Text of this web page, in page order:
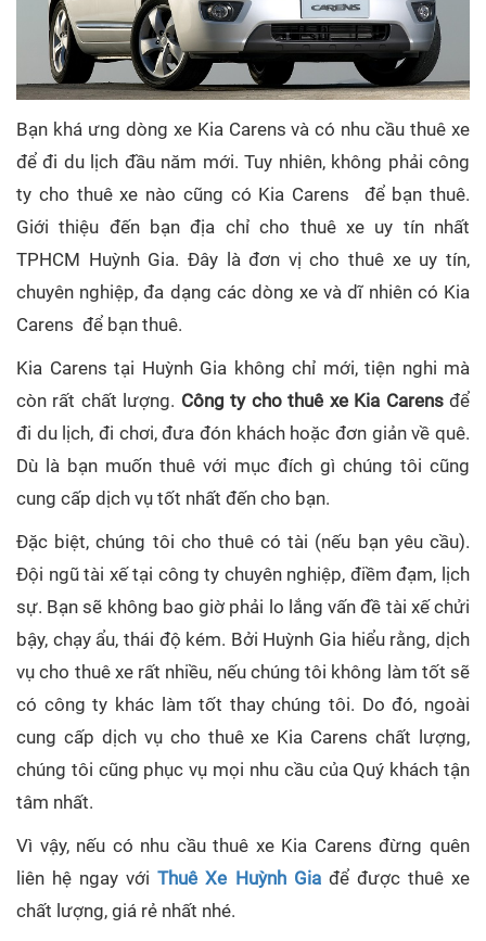
Bạn khá ưng dòng xe Kia Carens và có nhu cầu thuê xe
để đi du lịch đầu năm mới. Tuy nhiên, không phải công
ty cho thuê xe nào cũng có Kia Carens để bạn thuê.
Giới thiệu đến bạn địa chỉ cho thuê xe uy tín nhất
TPHCM Huỳnh Gia. Đây là đơn vị cho thuê xe uy tín,
chuyên nghiệp, đa dạng các dòng xe và dĩ nhiên có Kia
Carens để bạn thuê.
Kia Carens tại Huỳnh Gia không chỉ mới, tiện nghi mà
còn rất chất lượng. Công ty cho thuê xe Kia Carensđể
đi du lịch, đi chơi, đưa đón khách hoặc đơn giản về quê.
Dù là bạn muốn thuê với mục đích gì chúng tôi cũng
cung cấp dịch vụ tốt nhất đến cho bạn.
Đặc biệt, chúng tôi cho thuê có tài (nếu bạn yêu cầu).
Đội ngũ tài xế tại công ty chuyên nghiệp, điềm đạm, lịch
sự. Bạn sẽ không bao giờ phải lo lắng vấn đề tài xế chửi
bậy, chạy ẩu, thái độ kém. Bởi Huỳnh Gia hiểu rằng, dịch
vụ cho thuê xe rất nhiều, nếu chúng tôi không làm tốt sẽ
có công ty khác làm tốt thay chúng tôi. Do đó, ngoài
cung cấp dịch vụ cho thuê xe Kia Carens chất lượng,
chúng tôi cũng phục vụ mọi nhu cầu của Quý khách tận
tâm nhất.
Vì vậy, nếu có nhu cầu thuê xe Kia Carens đừng quên
liên hệ ngay vớiThuê Xe Huỳnh Giađể được thuê xe
chất lượng, giá rẻ nhất nhé.